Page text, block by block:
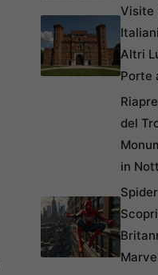
Visite
Altri
Porte
del
in